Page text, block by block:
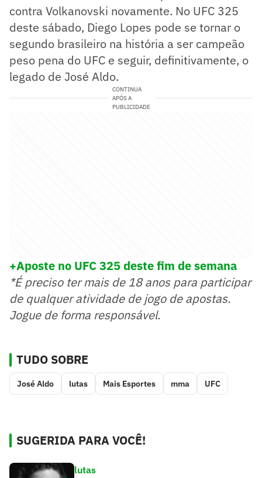
contra Volkanovski novamente. No UFC 325
deste sábado, Diego Lopes pode se tornar o
segundo brasileiro na história a ser campeão
peso pena do UFC e seguir, definitivamente, o
legado de José Aldo.
CONTINUA
APÓS A
PUBLICIDADE
+Aposte no UFC 325 deste fim de semana
*É preciso ter mais de 18 anos para participar
de qualquer atividade de jogo de apostas.
Jogue de forma responsável.
TUDO SOBRE
José Aldo lutas Mais Esportes mma UFC
SUGERIDA PARA VOCÊ!
lutas